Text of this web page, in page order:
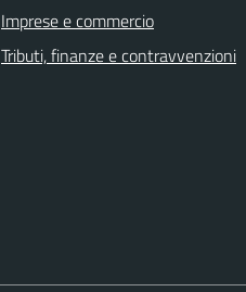
Imprese e commercio
Tributi, finanze e contravvenzioni